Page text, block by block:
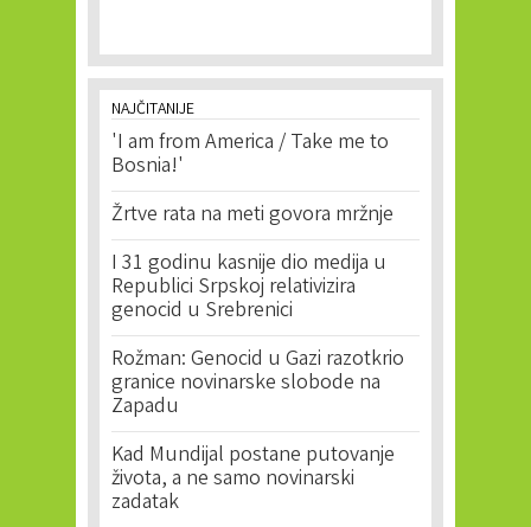
NAJČITANIJE
'I am from America / Take me to
Bosnia!'
Žrtve rata na meti govora mržnje
I 31 godinu kasnije dio medija u
Republici Srpskoj relativizira
genocid u Srebrenici
Rožman: Genocid u Gazi razotkrio
granice novinarske slobode na
Zapadu
Kad Mundijal postane putovanje
života, a ne samo novinarski
zadatak